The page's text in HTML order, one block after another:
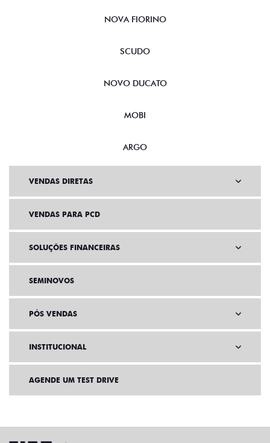
NOVA FIORINO
SCUDO
NOVO DUCATO
MOBI
ARGO
VENDAS DIRETAS
VENDAS PARA PCD
SOLUÇÕES FINANCEIRAS
SEMINOVOS
PÓS VENDAS
INSTITUCIONAL
AGENDE UM TEST DRIVE